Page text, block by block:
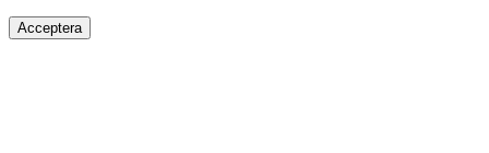
Acceptera